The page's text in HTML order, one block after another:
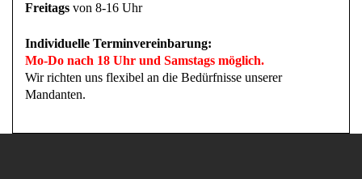
Freitags von 8-16 Uhr
Individuelle Terminvereinbarung:
Mo-Do nach 18 Uhr und Samstags möglich.
Wir richten uns flexibel an die Bedürfnisse unserer
Mandanten.